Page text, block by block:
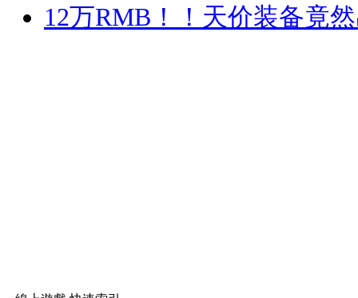
12万RMB！！天价装备竟